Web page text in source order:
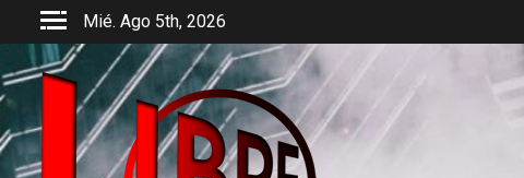
Saltar
contenido
Mié. Ago 5th, 2026